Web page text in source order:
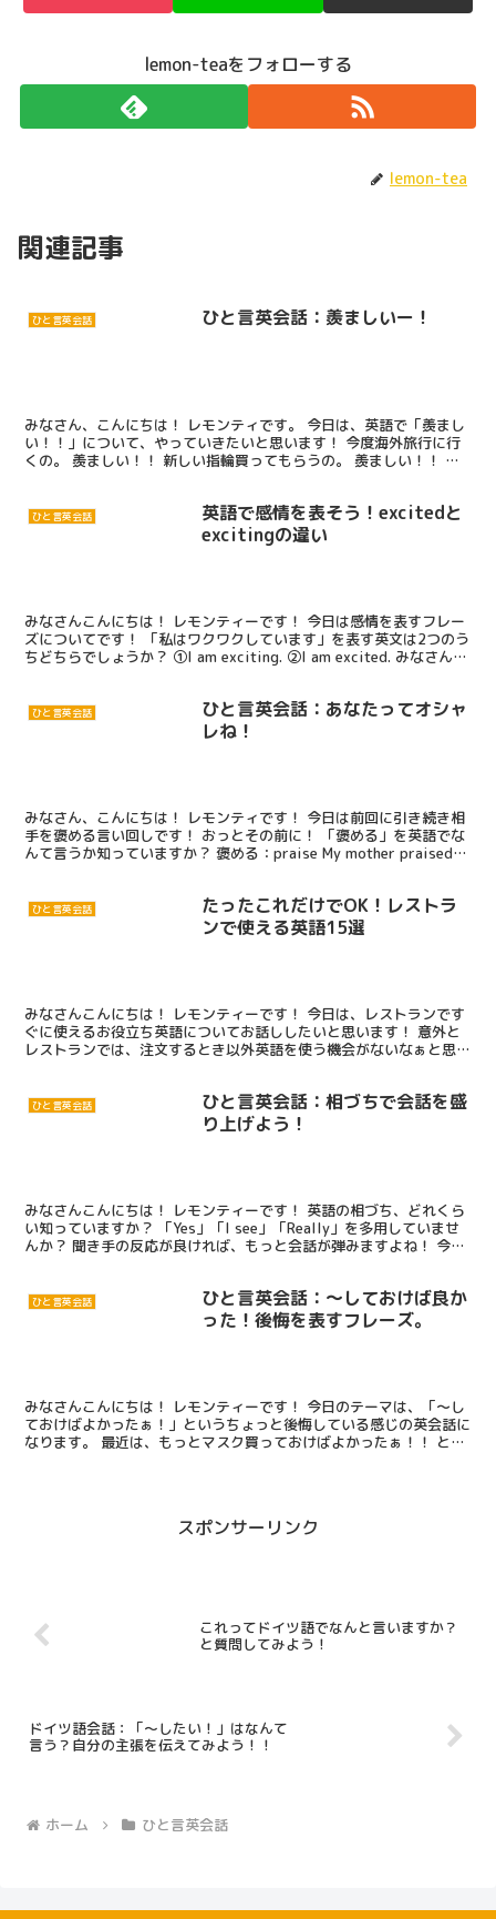
lemon-teaをフォローする
lemon-tea
関連記事
ひと言英会話 ひと言英会話：羨ましいー！
みなさん、こんにちは！ レモンティです。 今日は、英語で「羨まし
い！！」について、やっていきたいと思います！ 今度海外旅行に行
くの。 羨ましい！！ 新しい指輪買ってもらうの。 羨ましい！！ い
ひと言英会話
英語で感情を表そう！excitedと
excitingの違い
みなさんこんにちは！ レモンティーです！ 今日は感情を表すフレー
ズについてです！ 「私はワクワクしています」を表す英文は2つのう
ちどちらでしょうか？ ①I am exciting. ②I am excited. みなさんが
ひと言英会話
ひと言英会話：あなたってオシャ
レね！
みなさん、こんにちは！ レモンティです！ 今日は前回に引き続き相
手を褒める言い回しです！ おっとその前に！ 「褒める」を英語でな
んて言うか知っていますか？ 褒める：praise My mother praised
ひと言英会話
たったこれだけでOK！レストラ
ンで使える英語15選
みなさんこんにちは！ レモンティーです！ 今日は、レストランです
ぐに使えるお役立ち英語についてお話ししたいと思います！ 意外と
レストランでは、注文するとき以外英語を使う機会がないなぁと思っ
ひと言英会話
ひと言英会話：相づちで会話を盛
り上げよう！
みなさんこんにちは！ レモンティーです！ 英語の相づち、どれくら
い知っていますか？ 「Yes」「I see」「Really」を多用していませ
んか？ 聞き手の反応が良ければ、もっと会話が弾みますよね！ 今日
ひと言英会話
ひと言英会話：～しておけば良か
った！後悔を表すフレーズ。
みなさんこんにちは！ レモンティーです！ 今日のテーマは、「～し
ておけばよかったぁ！」というちょっと後悔している感じの英会話に
なります。 最近は、もっとマスク買っておけばよかったぁ！！ と
スポンサーリンク
これってドイツ語でなんと言いますか？
と質問してみよう！
ドイツ語会話：「～したい！」はなんて
言う？自分の主張を伝えてみよう！！
ホーム ひと言英会話